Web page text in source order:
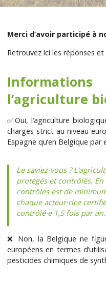
Merci d’avoir participé à
Retrouvez ici les réponses
Informations
l’agriculture
✅Oui, l’agriculture
charges strict au niveau
Espagne qu’en Belgique par
Le saviez-vous ?
protégés et contrôlés.
contrôles est de
chaque acteur·rice
contrôlé·e 1,5 fois par an.
❌ ​Non, la Belgique ne
européens en termes
pesticides chimiques de